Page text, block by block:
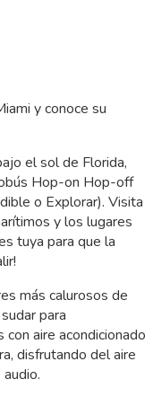
y conoce su
el sol de Florida,
Hop-on Hop-off
o Explorar). Visita
y los lugares
tuya para que la
más calurosos de
para
aire acondicionado
disfrutando del aire